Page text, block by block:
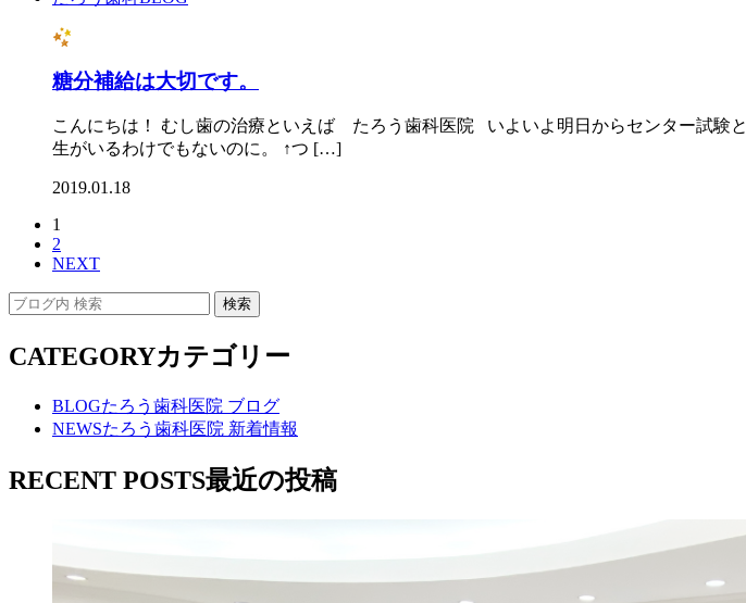
糖分補給は大切です。
こんにちは！ むし歯の治療といえば たろう歯科医院 いよいよ明日からセンター試験
生がいるわけでもないのに。 ↑つ […]
2019.01.18
1
2
NEXT
CATEGORYカテゴリー
BLOGたろう歯科医院 ブログ
NEWSたろう歯科医院 新着情報
RECENT POSTS最近の投稿